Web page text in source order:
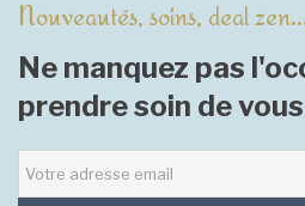
Nouveautés, soins, deal
Ne manquez pas
prendre soin de vous